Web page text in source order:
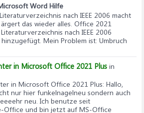
Word Hilfe
nach IEEE 2006 macht
das wieder alles. Office 2021
nach IEEE 2006
Mein Problem ist: Umbruch
in Microsoft Office 2021 Plus in
in Microsoft Office 2021 Plus: Hallo,
nur hier funkelnagelneu sondern auch
neu. Ich benutze seit
Office und bin jetzt auf MS-Office